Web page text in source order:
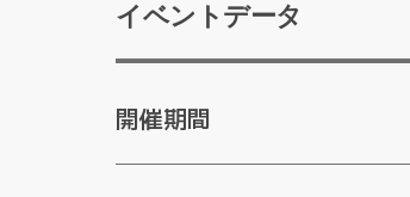
イベントデータ
開催期間